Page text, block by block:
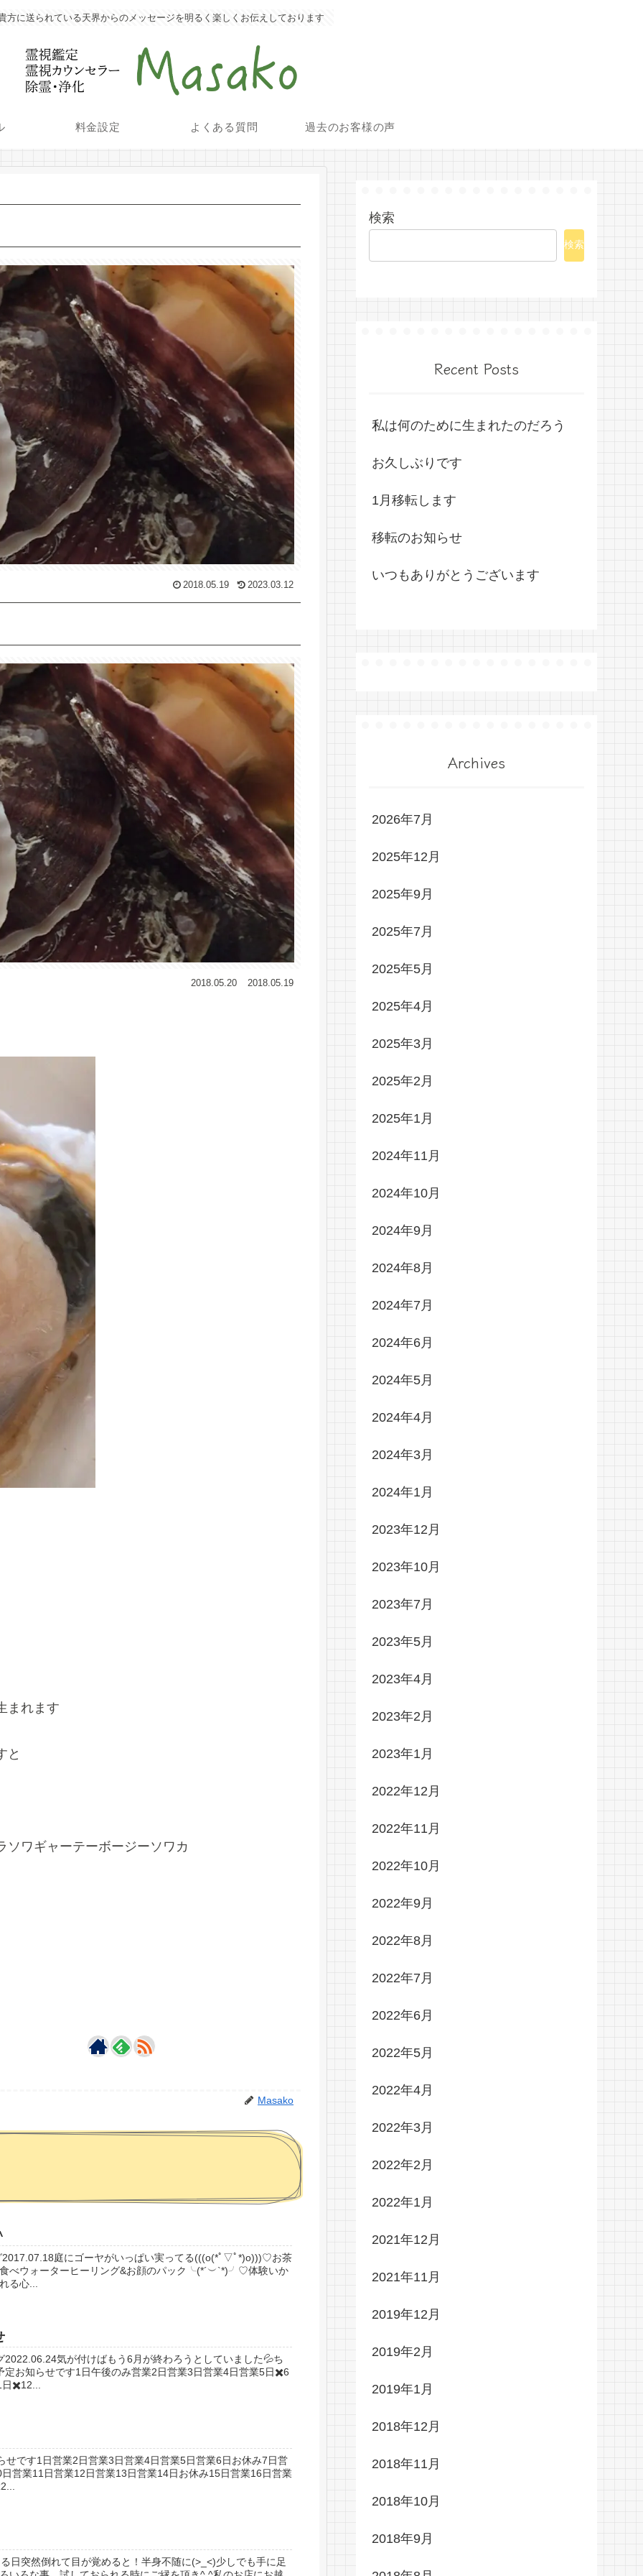
方に送られている天界からのメッセージを明るく楽しくお伝えしております
料金設定 よくある質問 過去のお客様の声
2018.05.19 2023.03.12
2018.05.20 2018.05.19
まれます
と
ソワギャーテーボージーソワカ
Masako
庭にゴーヤがいっぱい実ってる(((o(*ﾟ▽ﾟ*)o)))♡お茶
べウォーターヒーリング&お顔のパック╰(*´︶`*)╯♡体験いか
る心...
2022.06.24気が付けばもう6月が終わろうとしていました💦ち
定お知らせです1日午後のみ営業2日営業3日営業4日営業5日✖️6
✖️12...
せです1日営業2日営業3日営業4日営業5日営業6日お休み7日営
営業11日営業12日営業13日営業14日お休み15日営業16日営業
日突然倒れて目が覚めると！半身不随に(>_<)少しでも手に足
検索
検索
Recent Posts
私は何のために生まれたのだろう
お久しぶりです
1月移転します
移転のお知らせ
いつもありがとうございます
Archives
2026年7月
2025年12月
2025年9月
2025年7月
2025年5月
2025年4月
2025年3月
2025年2月
2025年1月
2024年11月
2024年10月
2024年9月
2024年8月
2024年7月
2024年6月
2024年5月
2024年4月
2024年3月
2024年1月
2023年12月
2023年10月
2023年7月
2023年5月
2023年4月
2023年2月
2023年1月
2022年12月
2022年11月
2022年10月
2022年9月
2022年8月
2022年7月
2022年6月
2022年5月
2022年4月
2022年3月
2022年2月
2022年1月
2021年12月
2021年11月
2019年12月
2019年2月
2019年1月
2018年12月
2018年11月
2018年10月
2018年9月